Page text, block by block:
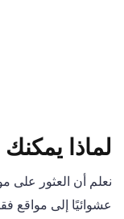
لماذا يمكنك
نعلم أن العثور على
عشوائيًا إلى مواقع